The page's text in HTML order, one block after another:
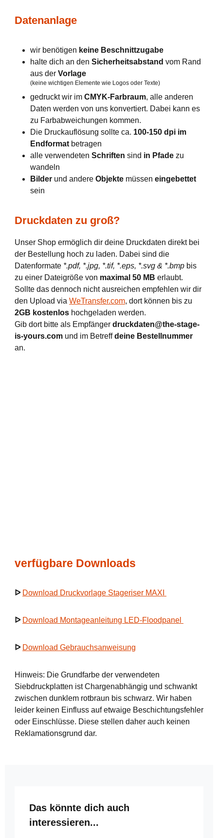
Datenanlage
wir benötigen keine Beschnittzugabe
halte dich an den Sicherheitsabstand vom Rand
aus der Vorlage
(keine wichtigen Elemente wie Logos oder Texte)
gedruckt wir im CMYK-Farbraum, alle anderen
Daten werden von uns konvertiert. Dabei kann es
zu Farbabweichungen kommen.
Die Druckauflösung sollte ca. 100-150 dpi im
Endformat betragen
alle verwendeten Schriften sind in Pfade zu
wandeln
Bilder und andere Objekte müssen eingebettet
sein
Druckdaten zu groß?
Unser Shop ermöglich dir deine Druckdaten direkt bei
der Bestellung hoch zu laden. Dabei sind die
Datenformate *.pdf, *.jpg, *.tif, *.eps, *.svg & *.bmp bis
zu einer Dateigröße von maximal 50 MB erlaubt.
Sollte das dennoch nicht ausreichen empfehlen wir dir
den Upload via WeTransfer.com, dort können bis zu
2GB kostenlos hochgeladen werden.
Gib dort bitte als Empfänger druckdaten@the-stage-
is-yours.com und im Betreffdeine Bestellnummer
an.
verfügbare Downloads
ᐅ Download Druckvorlage Stageriser MAXI
ᐅ Download Montageanleitung LED-Floodpanel
ᐅ Download Gebrauchsanweisung
Hinweis: Die Grundfarbe der verwendeten
Siebdruckplatten ist Chargenabhängig und schwankt
zwischen dunklem rotbraun bis schwarz. Wir haben
leider keinen Einfluss auf etwaige Beschichtungsfehler
oder Einschlüsse. Diese stellen daher auch keinen
Reklamationsgrund dar.
Produktgalerie überspringen
Das könnte dich auch
interessieren...